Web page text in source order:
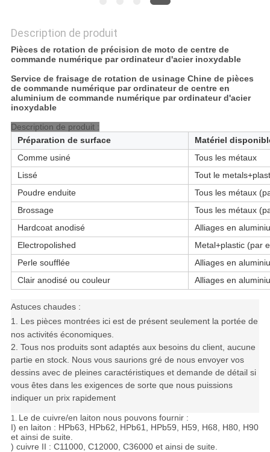
Description de produit
Pièces de rotation de précision de moto de centre de
commande numérique par ordinateur d'acier inoxydable
Service de fraisage de rotation de usinage Chine de pièces
de commande numérique par ordinateur de centre en
aluminium de commande numérique par ordinateur d'acier
inoxydable
Description de produit :
Préparation de surface
Matériel
Comme usiné
Tous les métaux
Lissé
Tout le
Poudre enduite
Tous les métaux
Brossage
Tous les métaux
Hardcoat anodisé
Alliages en
Electropolished
Metal+plastic (par
Perle soufflée
Alliages en
Clair anodisé ou couleur
Alliages en
Astuces chaudes :
1. Les pièces montrées ici est de présent seulement la portée de
nos activités économiques.
2. Tous nos produits sont adaptés aux besoins du client, aucune
partie en stock. Nous vous saurions gré de nous envoyer vos
dessins avec de pleines caractéristiques et demande de détail si
vous êtes dans les exigences de sorte que nous puissions
indiquer un prix rapidement
1. Le de cuivre/en laiton nous pouvons fournir :
I) en laiton : HPb63, HPb62, HPb61, HPb59, H59, H68, H80, H90
et ainsi de suite.
) cuivre II : C11000, C12000, C36000 et ainsi de suite.